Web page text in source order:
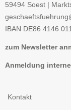
59494 Soest |
IBAN DE86 4146
zum Newsletter
Anmeldung
Kontakt